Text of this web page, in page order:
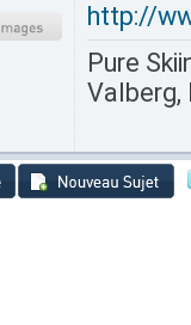
http://
Pure
Valberg,